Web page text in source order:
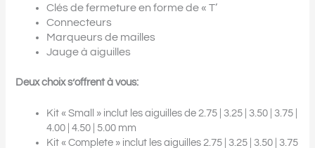
Clés de fermeture en forme de « T’
Connecteurs
Marqueurs de mailles
Jauge à aiguilles
Deux choix s’offrent à vous:
Kit « Small » inclut les aiguilles de 2.75 | 3.25 | 3.50 | 3.75 |
4.00 | 4.50 | 5.00 mm
Kit « Complete » inclut les aiguilles 2.75 | 3.25 | 3.50 | 3.75